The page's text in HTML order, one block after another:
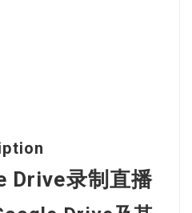
Drive录制直播